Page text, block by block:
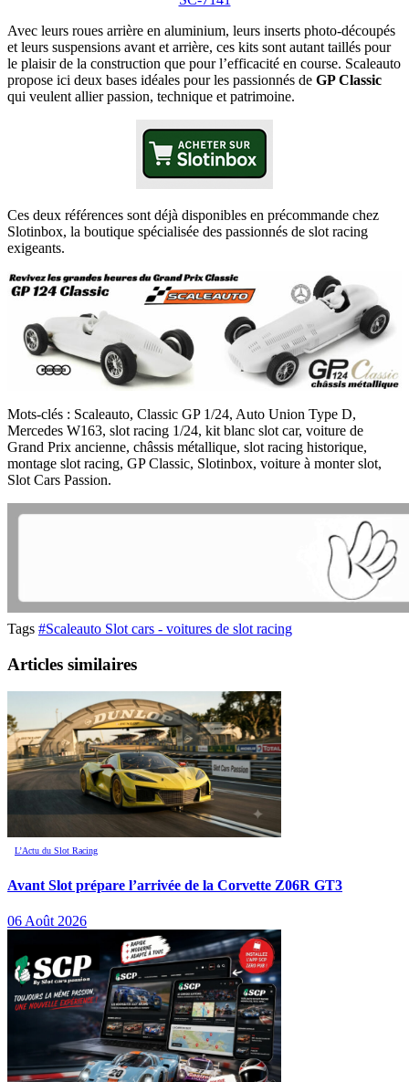
Avec leurs roues arrière en aluminium, leurs inserts photo-découpés
et leurs suspensions avant et arrière, ces kits sont autant taillés pour
le plaisir de la construction que pour l’efficacité en course. Scaleauto
propose ici deux bases idéales pour les passionnés de GP Classic
qui veulent allier passion, technique et patrimoine.
Ces deux références sont déjà disponibles en précommande chez
Slotinbox, la boutique spécialisée des passionnés de slot racing
exigeants.
Mots-clés : Scaleauto, Classic GP 1/24, Auto Union Type D,
Mercedes W163, slot racing 1/24, kit blanc slot car, voiture de
Grand Prix ancienne, châssis métallique, slot racing historique,
montage slot racing, GP Classic, Slotinbox, voiture à monter slot,
Slot Cars Passion.
Tags #Scaleauto Slot cars - voitures de slot racing
Articles similaires
L’Actu du Slot Racing
Avant Slot prépare l’arrivée de la Corvette Z06R GT3
06 Août 2026